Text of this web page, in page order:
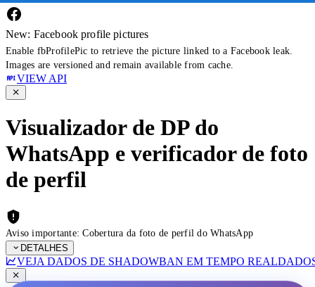
New: Facebook profile pictures
Enable fbProfilePic to retrieve the picture linked to a Facebook leak.
Images are versioned and remain available from cache.
VIEW API
Visualizador de DP do
WhatsApp e verificador de foto
de perfil
Aviso importante: Cobertura da foto de perfil do WhatsApp
DETALHES
VEJA DADOS DE SHADOWBAN EM TEMPO REAL